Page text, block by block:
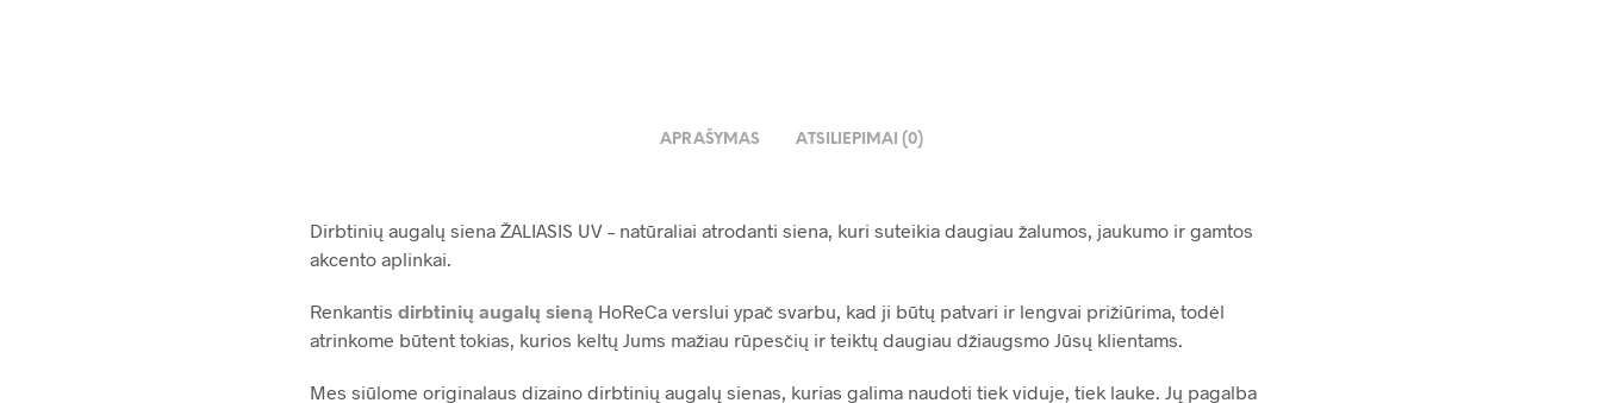
APRAŠYMAS ATSILIEPIMAI (0)
Dirbtinių augalų siena ŽALIASIS UV – natūraliai atrodanti siena, kuri suteikia daugiau žalumos, jaukumo ir gamtos
akcento aplinkai.
Renkantis dirbtinių augalų sieną HoReCa verslui ypač svarbu, kad ji būtų patvari ir lengvai prižiūrima, todėl
atrinkome būtent tokias, kurios keltų Jums mažiau rūpesčių ir teiktų daugiau džiaugsmo Jūsų klientams.
Mes siūlome originalaus dizaino dirbtinių augalų sienas, kurias galima naudoti tiek viduje, tiek lauke. Jų pagalba